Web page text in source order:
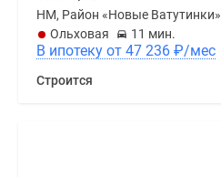
НМ, Район «Новые Ватутинки»
Ольховая
11 мин.
В ипотеку от 47 236 ₽/мес
Строится